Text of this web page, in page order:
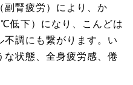
副腎疲労）により、か
低下）になり、こんどは
不調にも繋がります。い
な状態、全身疲労感、倦